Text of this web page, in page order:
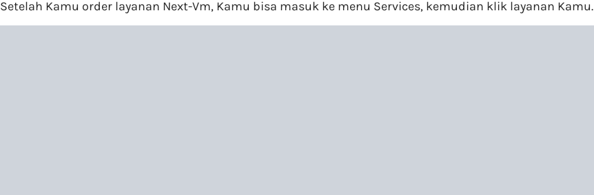
Setelah Kamu order layanan Next-Vm, Kamu bisa masuk ke menu Services, kemudian klik layanan Kamu.